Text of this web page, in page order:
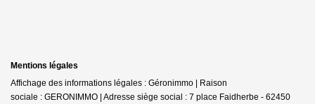
Mentions légales
Affichage des informations légales : Géronimmo | Raison
sociale : GERONIMMO | Adresse siège social : 7 place Faidherbe - 62450